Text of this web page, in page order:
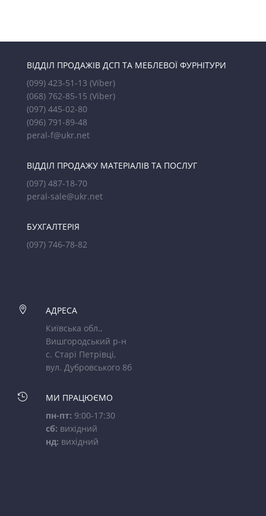
ВІДДІЛ ПРОДАЖІВ ДСП ТА МЕБЛЕВОЇ ФУРНІТУРИ
(099) 423-51-13 (Viber)
(068) 762-85-15 (Viber)
(097) 445-02-80
(096) 791-89-48
peral-f@ukr.net
ВІДДІЛ ПРОДАЖУ МАТЕРІАЛІВ ТА ПОСЛУГ
(097) 487-18-70
peral-sale@ukr.net
БУХГАЛТЕРІЯ
(097) 746-78-82

АДРЕСА
Київська обл.,
Вишгородський р-н
с. Старі Петрівці,
вул. Дубровського 8б

МИ ПРАЦЮЄМО
пн-пт: 9:00-17:30
сб: вихідний
нд: вихідний